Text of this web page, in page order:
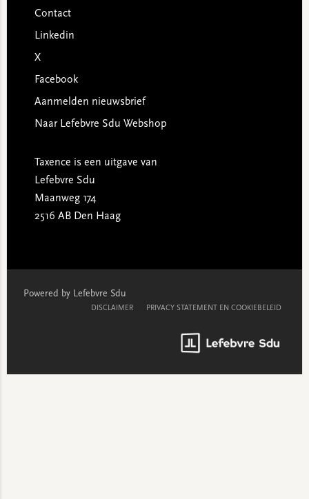
Contact
Linkedin
X
Facebook
Aanmelden nieuwsbrief
Naar Lefebvre Sdu Webshop
Taxence is een uitgave van
Lefebvre Sdu
Maanweg 174
2516 AB Den Haag
Powered by Lefebvre Sdu
DISCLAIMER PRIVACY STATEMENT EN COOKIEBELEID